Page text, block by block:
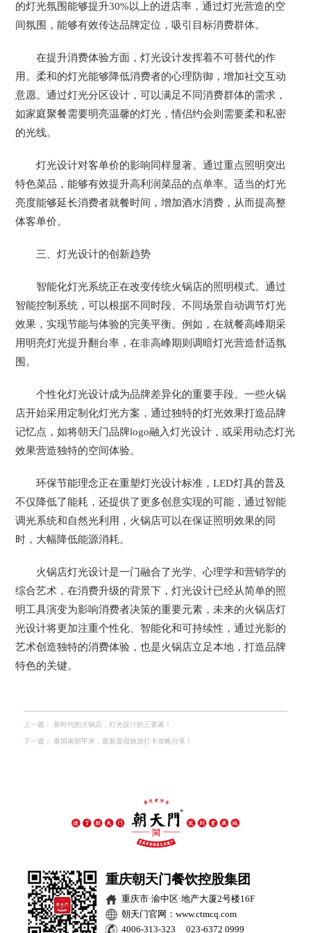
的灯光氛围能够提升30%以上的进店率，通过灯光营造的空
间氛围，能够有效传达品牌定位，吸引目标消费群体。
在提升消费体验方面，灯光设计发挥着不可替代的作
用。柔和的灯光能够降低消费者的心理防御，增加社交互动
意愿。通过灯光分区设计，可以满足不同消费群体的需求，
如家庭聚餐需要明亮温馨的灯光，情侣约会则需要柔和私密
的光线。
灯光设计对客单价的影响同样显著。通过重点照明突出
特色菜品，能够有效提升高利润菜品的点单率。适当的灯光
亮度能够延长消费者就餐时间，增加酒水消费，从而提高整
体客单价。
三、灯光设计的创新趋势
智能化灯光系统正在改变传统火锅店的照明模式。通过
智能控制系统，可以根据不同时段、不同场景自动调节灯光
效果，实现节能与体验的完美平衡。例如，在就餐高峰期采
用明亮灯光提升翻台率，在非高峰期则调暗灯光营造舒适氛
围。
个性化灯光设计成为品牌差异化的重要手段。一些火锅
店开始采用定制化灯光方案，通过独特的灯光效果打造品牌
记忆点，如将朝天门品牌logo融入灯光设计，或采用动态灯光
效果营造独特的空间体验。
环保节能理念正在重塑灯光设计标准，LED灯具的普及
不仅降低了能耗，还提供了更多创意实现的可能，通过智能
调光系统和自然光利用，火锅店可以在保证照明效果的同
时，大幅降低能源消耗。
火锅店灯光设计是一门融合了光学、心理学和营销学的
综合艺术，在消费升级的背景下，灯光设计已经从简单的照
明工具演变为影响消费者决策的重要元素，未来的火锅店灯
光设计将更加注重个性化、智能化和可持续性，通过光影的
艺术创造独特的消费体验，也是火锅店立足本地，打造品牌
特色的关键。
上一篇： 新时代的火锅店，灯光设计的三要素！
下一篇： 泰国南部甲米，最新度假旅游打卡攻略分享！
重庆朝天门餐饮控股集团
重庆市·渝中区·地产大厦2号楼16F
朝天门官网：www.ctmcq.com
4006-313-323 023-6372 0999